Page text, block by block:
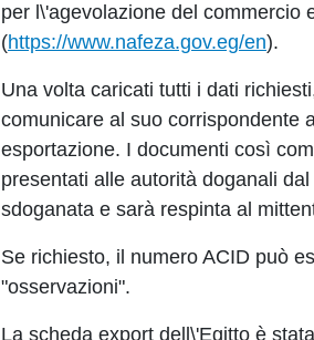
per l\'agevolazione del commercio
(https://www.nafeza.gov.eg/en).
Una volta caricati tutti i dati
comunicare al suo corrispondente
esportazione. I documenti così
presentati alle autorità doganali
sdoganata e sarà respinta al
Se richiesto, il numero ACID può
"osservazioni".
La scheda export dell\'Egitto è